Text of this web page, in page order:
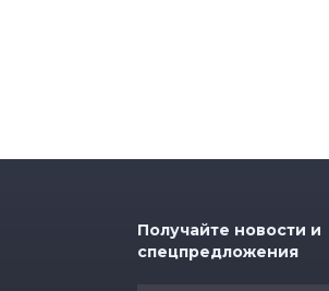
Получайте новости и
спецпредложения